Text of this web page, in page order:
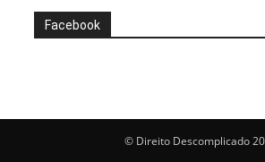
Facebook
© Direito Descomplicado